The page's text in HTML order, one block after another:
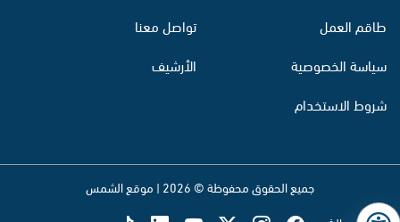
طاقم العمل
سياسة الخصوصية
شروط الاستخدام
تواصل معنا
الأرشيف
جميع الحقوق محفوظة © 2026 | موقع الشمس